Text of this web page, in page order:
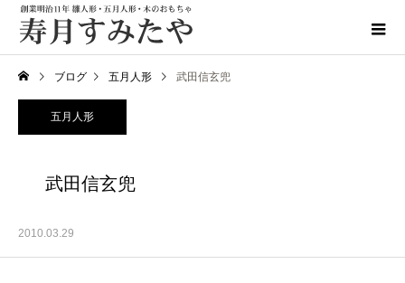
ブログ 五月人形 武田信玄兜
五月人形
武田信玄兜
2010.03.29